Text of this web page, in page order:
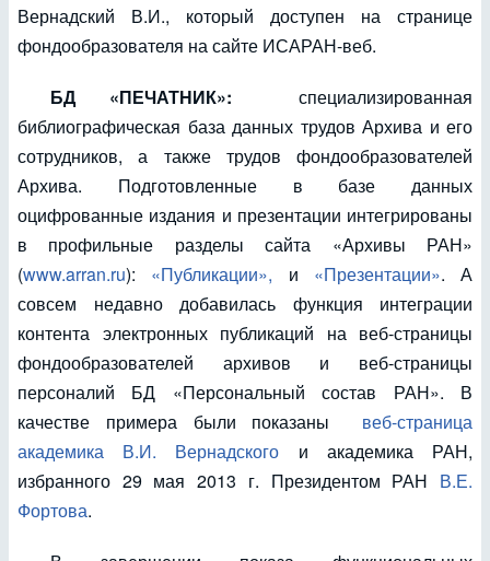
Вернадский В.И., который доступен на странице
фондообразователя на сайте ИСАРАН-веб.
БД «ПЕЧАТНИК»:
специализированная
библиографическая база данных трудов Архива и его
сотрудников, а также трудов фондообразователей
Архива. Подготовленные в базе данных
оцифрованные издания и презентации интегрированы
в профильные разделы сайта «Архивы РАН»
(www.arran.ru): «Публикации», и «Презентации». А
совсем недавно добавилась функция интеграции
контента электронных публикаций на веб-страницы
фондообразователей архивов и веб-страницы
персоналий БД «Персональный состав РАН». В
качестве примера были показаны
веб-страница
академика В.И. Вернадского и академика РАН,
избранного 29 мая 2013 г. Президентом РАН В.Е.
Фортова.